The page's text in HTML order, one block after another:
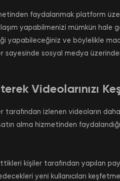
faydalanmak platform
yapabilmenizi mümkün
yapabileceğiniz ve böylelikle
sayesinde sosyal medya
Videolarınızı
tarafından izlenen videoların
alma hizmetinden
kişiler tarafından yapılan
yeni kullanıcıları